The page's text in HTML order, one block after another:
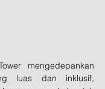
mengedepankan
luas dan inklusif,